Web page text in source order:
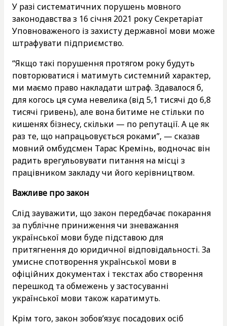
У разі систематичних порушень мовного
законодавства з 16 січня 2021 року Секретаріат
Уповноваженого із захисту державної мови може
штрафувати підприємство.
“Якщо такі порушення протягом року будуть
повторюватися і матимуть системний характер,
ми маємо право накладати штраф. Здавалося б,
для когось ця сума невелика (від 5,1 тисячі до 6,8
тисячі гривень), але вона битиме не стільки по
кишенях бізнесу, скільки — по репутації. А це як
раз те, що напрацьовується роками”, — сказав
мовний омбудсмен Тарас Кремінь, водночас він
радить врегульовувати питання на місці з
працівником закладу чи його керівництвом.
Важливе про закон
Слід зауважити, що закон передбачає покарання
за публічне приниження чи зневажання
української мови буде підставою для
притягнення до юридичної відповідальності. За
умисне спотворення української мови в
офіційних документах і текстах або створення
перешкод та обмежень у застосуванні
української мови також каратимуть.
Крім того, закон зобов’язує посадових осіб